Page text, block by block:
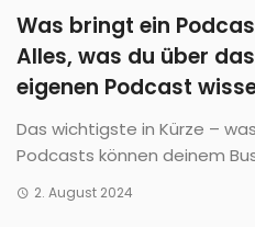
Was bringt ein
Alles, was du über
eigenen Podcast
Das wichtigste in Kürze –
Podcasts können deinem
2. August 2024